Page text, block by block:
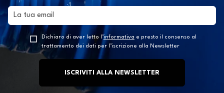
Dichiaro di aver letto l’informativa e presto il consenso al
trattamento dei dati per l’iscrizione alla Newsletter
ISCRIVITI ALLA NEWSLETTER